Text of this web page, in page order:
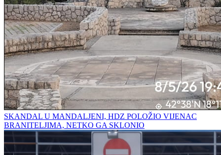
SKANDAL U MANDALJENI, HDZ POLOŽIO VIJENAC
BRANITELJIMA, NETKO GA SKLONIO